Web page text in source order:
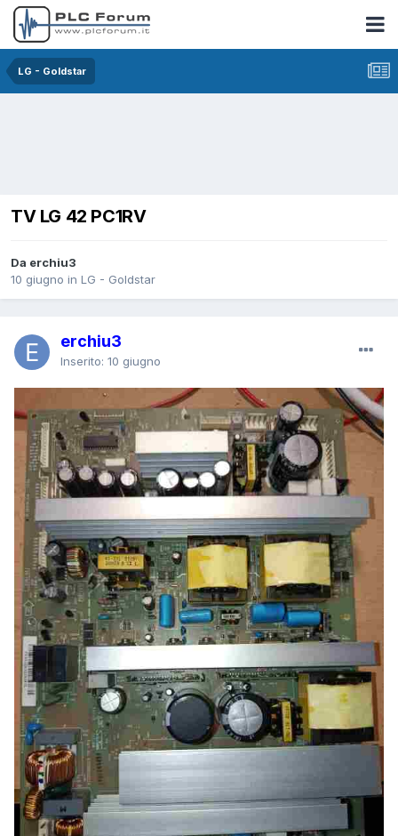
LG - Goldstar
TV LG 42 PC1RV
Da erchiu3
10 giugno in LG - Goldstar
erchiu3
Inserito: 10 giugno